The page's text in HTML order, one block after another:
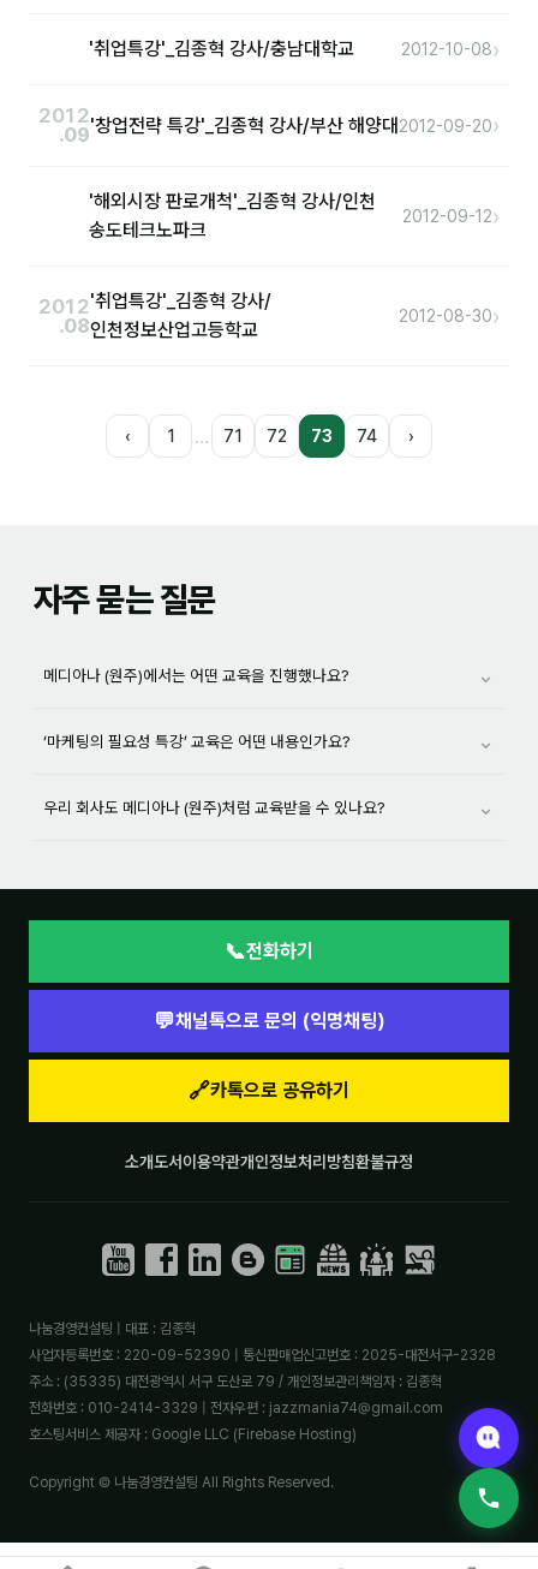
'취업특강'_김종혁 강사/충남대학교 2012-10-08›
2012
.09'창업전략 특강'_김종혁 강사/부산 해양대2012-09-20›
'해외시장 판로개척'_김종혁 강사/인천
송도테크노파크
2012-09-12›
2012
.08
'취업특강'_김종혁 강사/
인천정보산업고등학교
2012-08-30›
‹ 1 … 71 72 73 74 ›
자주 묻는 질문
메디아나 (원주)에서는 어떤 교육을 진행했나요? ⌄
‘마케팅의 필요성 특강’ 교육은 어떤 내용인가요? ⌄
우리 회사도 메디아나 (원주)처럼 교육받을 수 있나요? ⌄
📞전화하기
💬채널톡으로 문의 (익명채팅)
🔗카톡으로 공유하기
소개도서이용약관개인정보처리방침환불규정
나눔경영컨설팅 | 대표 : 김종혁
사업자등록번호 : 220-09-52390 | 통신판매업신고번호 : 2025-대전서구-2328
주소 : (35335) 대전광역시 서구 도산로 79 / 개인정보관리책임자 : 김종혁
전화번호 : 010-2414-3329 | 전자우편 : jazzmania74@gmail.com
호스팅서비스 제공자 : Google LLC (Firebase Hosting)
Copyright © 나눔경영컨설팅 All Rights Reserved.